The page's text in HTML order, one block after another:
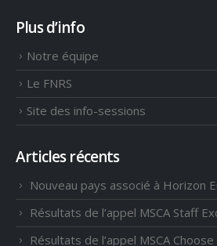
Plus d’info
Notre équipe
Le FNRS
Site des info-sessions
Articles récents
Nouveau pays associé à Horizon
Résultats de l’appel MSCA Staff
Résultats de l’appel MSCA